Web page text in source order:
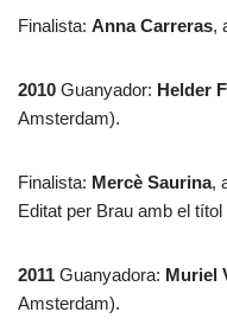
Finalista: Anna Carreras,
2010 Guanyador: Helder
Amsterdam).
Finalista: Mercè Saurina,
Editat per Brau amb el
2011 Guanyadora: Muriel
Amsterdam).